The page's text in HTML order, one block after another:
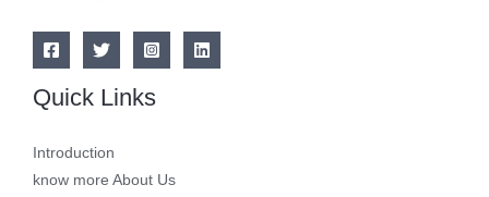
Quick Links
Introduction
know more About Us